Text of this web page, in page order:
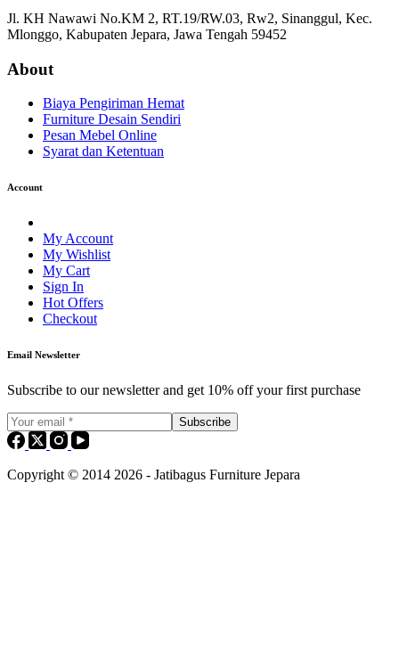
Jl. KH Nawawi No.KM 2, RT.19/RW.03, Rw2, Sinanggul, Kec.
Mlonggo, Kabupaten Jepara, Jawa Tengah 59452
About
Biaya Pengiriman Hemat
Furniture Desain Sendiri
Pesan Mebel Online
Syarat dan Ketentuan
Account
My Account
My Wishlist
My Cart
Sign In
Hot Offers
Checkout
Email Newsletter
Subscribe to our newsletter and get 10% off your first purchase
Subscribe
Copyright © 2014 2026 - Jatibagus Furniture Jepara